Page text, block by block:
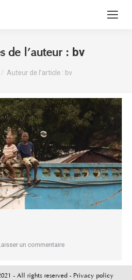
de l’auteur : bv
ici :
Auteur de l’article : bv
un commentaire
- All rights reserved - Privacy policy